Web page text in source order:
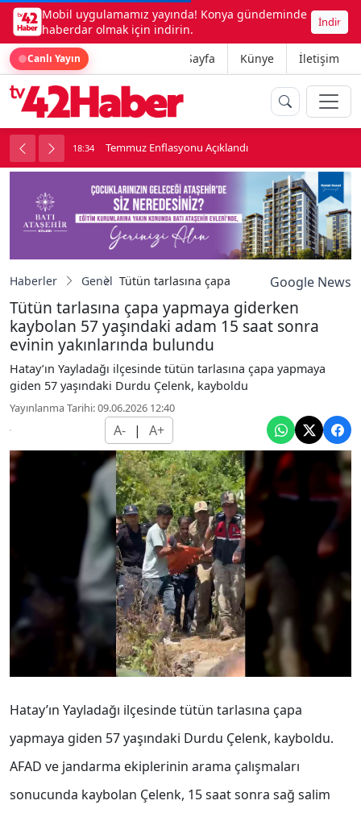
Mobil uygulamamız yayında! Konya gündeminde
haberdar olmak için indirin.
İndir
Canlı Yayın Ana Sayfa Künye İletişim
18:34 Temmuz Enflasyonu Açıklandı
Haberler Genel Tütün tarlasına çapa yapmaya giderken
Google News
Tütün tarlasına çapa yapmaya giderken
kaybolan 57 yaşındaki adam 15 saat sonra
evinin yakınlarında bulundu
Hatay’ın Yayladağı ilçesinde tütün tarlasına çapa yapmaya
giden 57 yaşındaki Durdu Çelenk, kayboldu
Yayınlanma Tarihi: 09.06.2026 12:40
A- | A+
Hatay’ın Yayladağı ilçesinde tütün tarlasına çapa
yapmaya giden 57 yaşındaki Durdu Çelenk, kayboldu.
AFAD ve jandarma ekiplerinin arama çalışmaları
sonucunda kaybolan Çelenk, 15 saat sonra sağ salim